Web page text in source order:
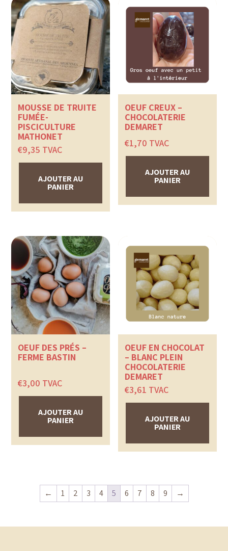
MOUSSE DE TRUITE
FUMÉE-
PISCICULTURE
MATHONET
€9,35 TVAC
AJOUTER AU
PANIER
OEUF CREUX –
CHOCOLATERIE
DEMARET
€1,70 TVAC
AJOUTER AU
PANIER
OEUF DES PRÉS –
FERME BASTIN
€3,00 TVAC
AJOUTER AU
PANIER
OEUF EN CHOCOLAT
– BLANC PLEIN
CHOCOLATERIE
DEMARET
€3,61 TVAC
AJOUTER AU
PANIER
← 1 2 3 4 5 6 7 8 9 →